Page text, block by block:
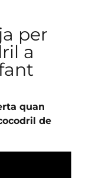
per
a
quan
de